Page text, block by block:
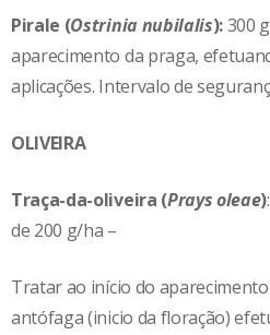
Pirale (Ostrinia nubilalis):300
aparecimento da praga,
aplicações. Intervalo de
OLIVEIRA
Traça-da-oliveira (Prays oleae)
de 200 g/ha –
Tratar ao início do
antófaga (inicio da floração)